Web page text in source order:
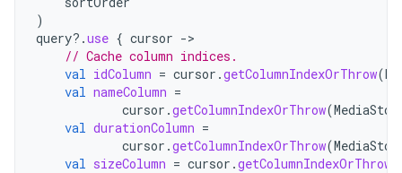
)
query?.use { cursor ->
// Cache column indices.
val idColumn = cursor .getColumnIndexOrThrow(
val nameColumn =
cursor .getColumnIndexOrThrow(
val durationColumn =
cursor .getColumnIndexOrThrow(
val sizeColumn = cursor .getColumnIndexOrThrow